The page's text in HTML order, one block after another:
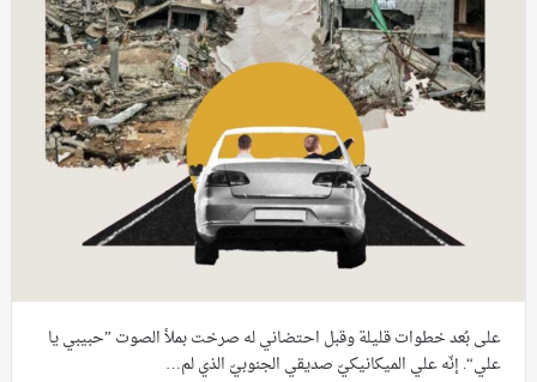
على بُعد خطوات قليلة وقبل احتضاني له صرخت بملأ الصوت ”حبيبي يا
علي“. إنّه علي الميكانيكيّ صديقي الجنوبيّ الذي لم…